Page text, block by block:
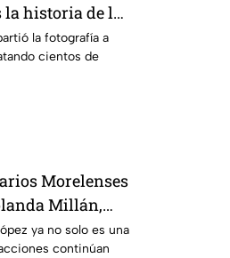
la historia de la
la fotografía a
cientos de
Morelenses
Millán,
ya no solo es una
continúan